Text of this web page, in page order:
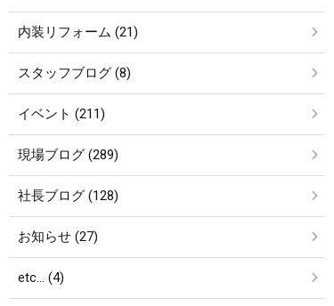
内装リフォーム (21)
スタッフブログ (8)
イベント (211)
現場ブログ (289)
社長ブログ (128)
お知らせ (27)
etc… (4)